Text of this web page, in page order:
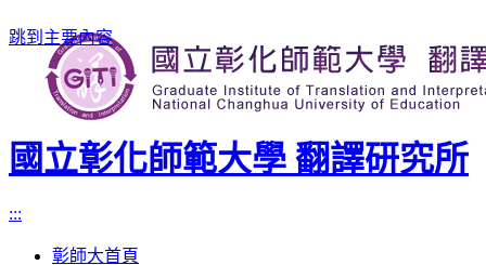
跳到主要內容
國立彰化師範大學 翻譯研究所
:::
彰師大首頁